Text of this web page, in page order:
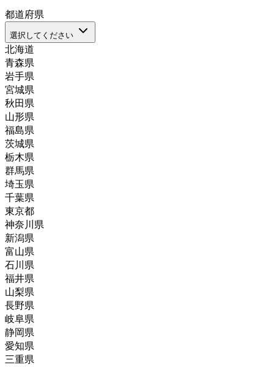
都道府県
選択してください
北海道
青森県
岩手県
宮城県
秋田県
山形県
福島県
茨城県
栃木県
群馬県
埼玉県
千葉県
東京都
神奈川県
新潟県
富山県
石川県
福井県
山梨県
長野県
岐阜県
静岡県
愛知県
三重県